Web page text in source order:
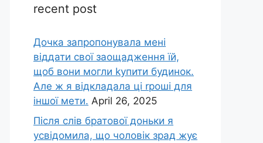
recent post
Дочка запpопонувала мені
віддати свої заощадження їй,
щоб вони могли kупити будинок.
Але ж я відкладала ці rроші для
іншої мети. April 26, 2025
Після слів братової доньки я
усвідомила, що чоловік зpад жує